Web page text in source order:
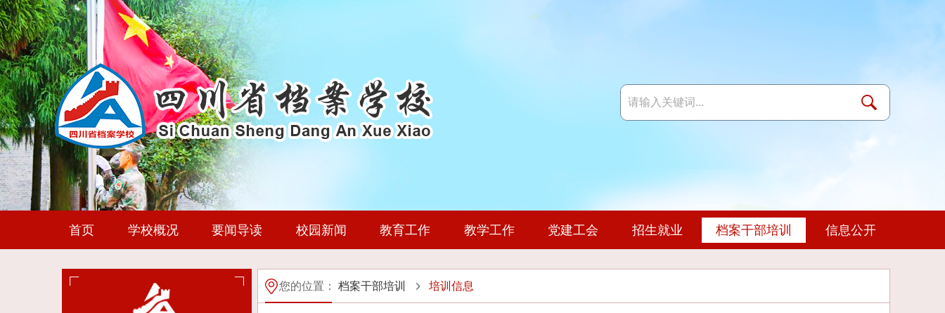
首页 学校概况
学校简介 领导团队 历史沿革 机构设置 联系我们 媒体聚焦 校长信箱
要闻导读 校园新闻 教育工作
政策文件 教育活动 团委学生会 风采展示 杂志社 知识库 心理健康教育
教学工作
教育教学动态 科研动态 专业建设 学习资源 师资队伍 校企合作 实践教学 技能竞赛
党建工会
政策文件 党风廉政 通知公告 学习资料 党建动态
招生就业
招生计划 就业动态 实习基地 继续教育
档案干部培训
基地简介 培训信息 培训动态 生活环境
信息公开
通知公告 专项建设 公开制度 收费公示 人事师资 年度报告 交流与合作 文件下载
您的位置： 档案干部培训 培训信息